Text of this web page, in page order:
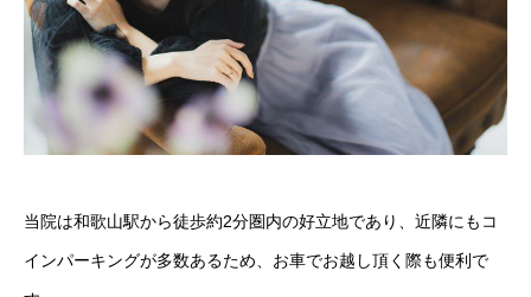
当院は和歌山駅から徒歩約2分圏内の好立地であり、近隣にもコ
インパーキングが多数あるため、お車でお越し頂く際も便利で